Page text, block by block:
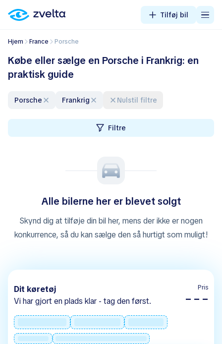
Tilføj bil
Hjem France Porsche
Købe eller sælge en Porsche i Frankrig: en
praktisk guide
Porsche Frankrig Nulstil filtre
Filtre
Alle bilerne her er blevet solgt
Skynd dig at tilføje din bil her, mens der ikke er nogen
konkurrence, så du kan sælge den så hurtigt som muligt!
Dit køretøj
Vi har gjort en plads klar - tag den først.
Pris
– – –